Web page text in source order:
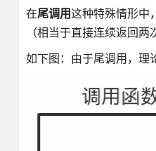
在尾调用这种特殊情形中
（相当于直接连续返回两
如下图：由于尾调用，理